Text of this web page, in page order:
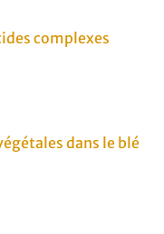
complexes
dans le blé